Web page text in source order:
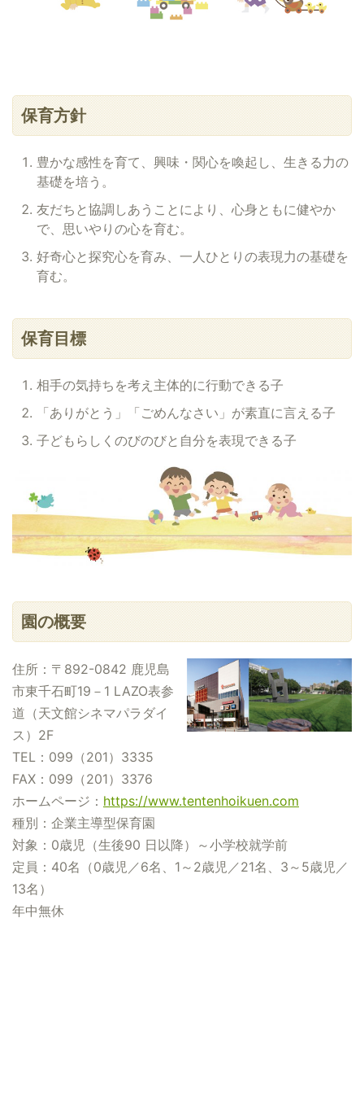
保育方針
豊かな感性を育て、興味・関心を喚起し、生きる力の
基礎を培う。
友だちと協調しあうことにより、心身ともに健やか
で、思いやりの心を育む。
好奇心と探究心を育み、一人ひとりの表現力の基礎を
育む。
保育目標
相手の気持ちを考え主体的に行動できる子
「ありがとう」「ごめんなさい」が素直に言える子
子どもらしくのびのびと自分を表現できる子
園の概要
住所：〒892-0842 鹿児島
市東千石町19－1 LAZO表参
道（天文館シネマパラダイ
ス）2F
TEL：099（201）3335
FAX：099（201）3376
ホームページ： https://www.tentenhoikuen.com
種別：企業主導型保育園
対象：0歳児（生後90 日以降）～小学校就学前
定員：40名（0歳児／6名、1～2歳児／21名、3～5歳児／
13名）
年中無休